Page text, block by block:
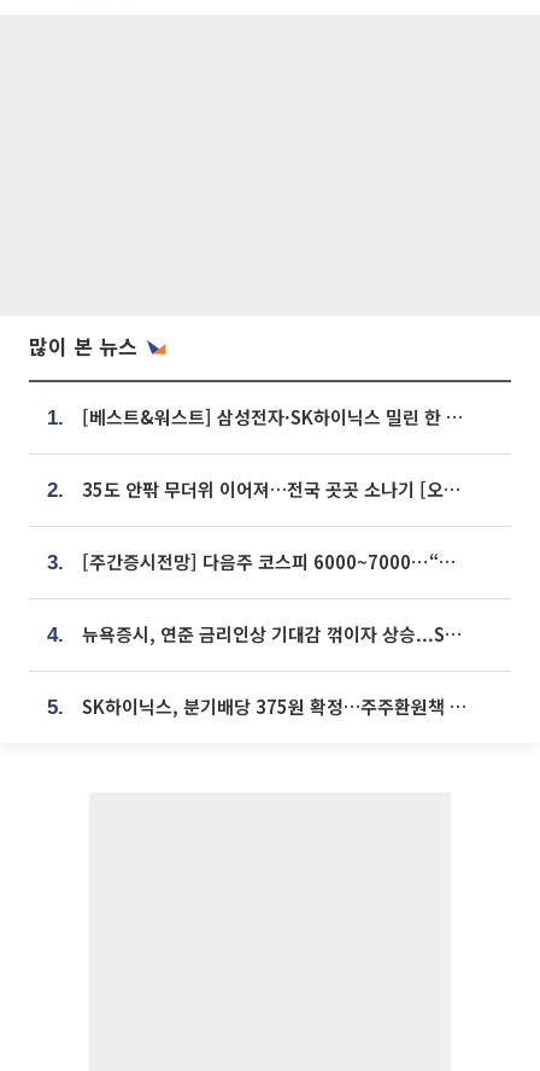
많이 본 뉴스
1. [베스트&워스트] 삼성전자·SK하이닉스 밀린 한 주…상상인증권은 85% 급등
2. 35도 안팎 무더위 이어져…전국 곳곳 소나기 [오늘 날씨]
3. [주간증시전망] 다음주 코스피 6000~7000⋯“外人 수급은 정책이 변수”
4. 뉴욕증시, 연준 금리인상 기대감 꺾이자 상승...S&P500 사상 최고치 [종합]
5. SK하이닉스, 분기배당 375원 확정…주주환원책 9월로 앞당겨 발표